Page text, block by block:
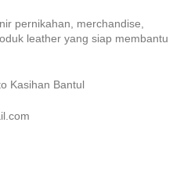
pernikahan, merchandise,
leather yang siap membantu
Kasihan Bantul